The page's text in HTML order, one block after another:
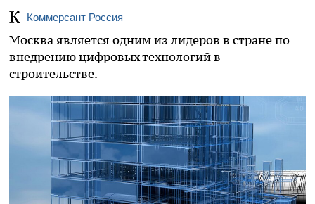
Коммерсант Россия
Москва является одним из лидеров в стране по
внедрению цифровых технологий в
строительстве.